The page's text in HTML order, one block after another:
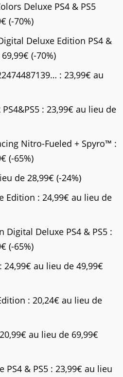
Deluxe PS4 & PS5
(-70%)
Deluxe Edition PS4 &
(-70%)
: 23,99€ au
PS4&PS5 : 23,99€ au lieu de
Nitro-Fueled + Spyro™ :
(-65%)
de 28,99€ (-24%)
Edition : 24,99€ au lieu de
Digital Deluxe PS4 & PS5 :
(-65%)
24,99€ au lieu de 49,99€
: 20,24€ au lieu de
au lieu de 69,99€
PS4 & PS5 : 23,99€ au lieu